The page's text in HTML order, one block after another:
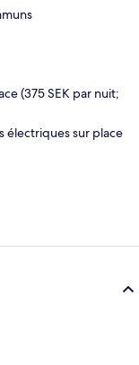
(375 SEK par nuit;
électriques sur place